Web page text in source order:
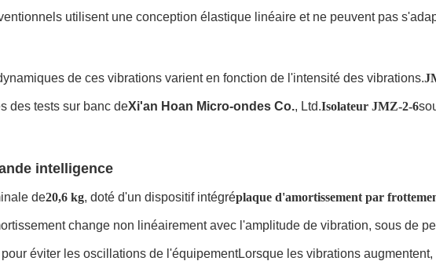
utilisent une conception élastique linéaire et ne peuvent pas
de ces vibrations varient en fonction de l'intensité des vibrations.
des tests sur banc deXi'an Hoan Micro-ondes Co., Ltd.Isolateur JMZ-2-6
intelligence
de20,6 kg, doté d'un dispositif intégréplaque d'amortissement par
change non linéairement avec l'amplitude de vibration, sous de
éviter les oscillations de l'équipementLorsque les vibrations